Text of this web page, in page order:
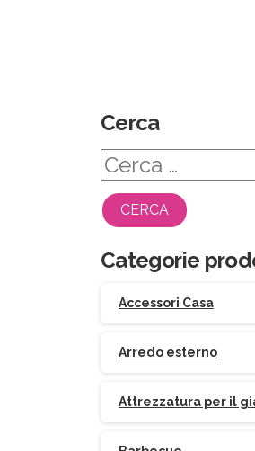
Cerca
Ricerca
per:
Categorie
Accessori Casa
Arredo esterno
Attrezzatura per il